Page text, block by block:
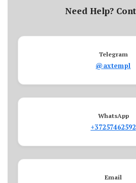
Need Help?
Telegram
@axtempl
WhatsApp
+37257462592
Email